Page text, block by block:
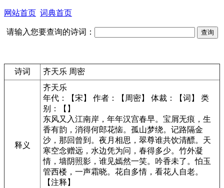
网站首页 词典首页
请输入您要查询的诗词：
诗词 齐天乐 周密
释义
齐天乐
年代：【宋】 作者：【周密】 体裁：【词】 类
别：【】
东风又入江南岸，年年汉宫春早。宝屑无痕，生
香有韵，消得何郎花恼。孤山梦绕。记路隔金
沙，那回曾到。夜月相思，翠尊谁共饮清醥。天
寒空念赠远，水边凭为问，春得多少。竹外凝
情，墙阴照影，谁见嫣然一笑。吟香未了。怕玉
管西楼，一声霜晓。花自多情，看花人自老。
【注释】